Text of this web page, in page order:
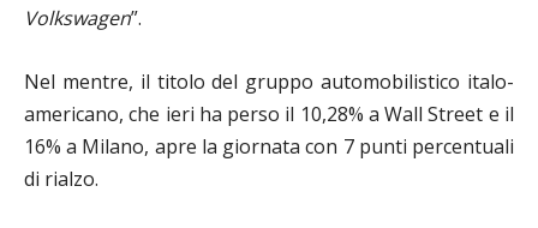
Volkswagen”.
Nel mentre, il titolo del gruppo automobilistico italo-
americano, che ieri ha perso il 10,28% a Wall Street e il
16% a Milano, apre la giornata con 7 punti percentuali
di rialzo.